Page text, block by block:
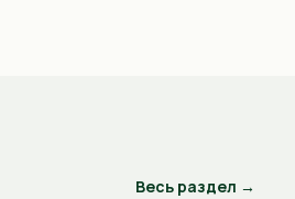
Весь раздел →